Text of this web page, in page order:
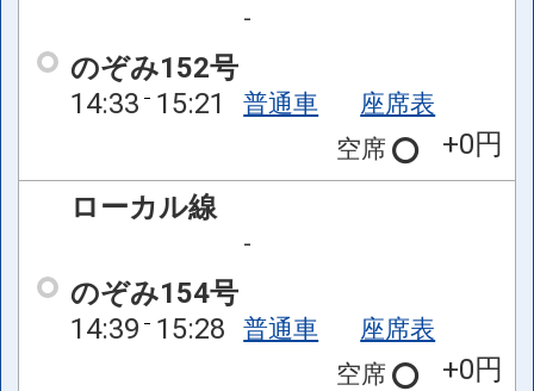
-
のぞみ152号
14:33 15:21 普通車
座席表
空席
+0円
ローカル線
-
のぞみ154号
14:39 15:28 普通車
座席表
空席
+0円